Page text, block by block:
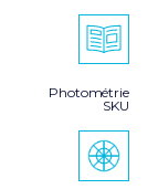
Photométrie
SKU